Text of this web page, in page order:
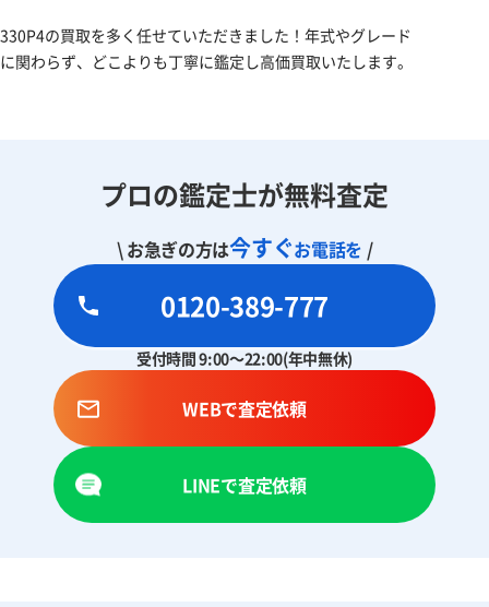
330P4の買取を多く任せていただきました！年式やグレード
に関わらず、どこよりも丁寧に鑑定し高価買取いたします。
プロの鑑定士が無料査定
\ お急ぎの方は今すぐお電話を /
0120-389-777
受付時間 9:00～22:00(年中無休)
WEBで査定依頼
LINEで査定依頼